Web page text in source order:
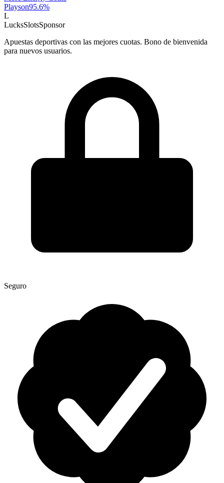
Playson95.6%
L
LucksSlotsSponsor
Apuestas deportivas con las mejores cuotas. Bono de bienvenida
para nuevos usuarios.
Seguro